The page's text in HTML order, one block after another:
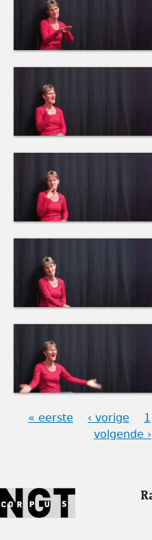
« eerste ‹ vorige 1
volgende ›